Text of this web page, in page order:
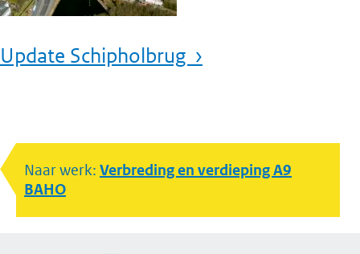
Update Schipholbrug ›
Naar werk: Verbreding en verdieping A9
BAHO